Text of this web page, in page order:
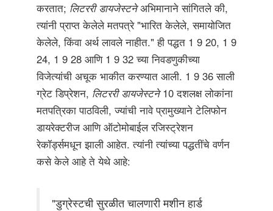
करतात; लिटररी डायजेस्टनेअभिमानाने सांगितले की,
त्यांनी प्राप्त केलेले मतपत्रे "भारित केलेले, समायोजित
केलेले, किंवा अर्थ लावले नाहीत." ही पद्धत 1 9 20, 1 9
24, 1 9 28 आणि 1 9 32 च्या निवडणुकीच्या
विजेत्यांची अचूक भाकीत करण्यात आली. 1 9 36 साली
ग्रेट डिप्रेशन, लिटररी डायजेस्टने10 दशलक्ष लोकांना
मतपत्रिका पाठविली, ज्यांची नावे प्रामुख्याने टेलिफोन
डायरेक्टरीज आणि ऑटोमोबाईल रजिस्ट्रेशन
रेकॉर्ड्समधून झाली आहेत. त्यांनी त्यांच्या पद्धतींचे वर्णन
कसे केले आहे ते येथे आहे:
"डुग्रेस्टची सुरळीत चालणारी मशीन हार्ड